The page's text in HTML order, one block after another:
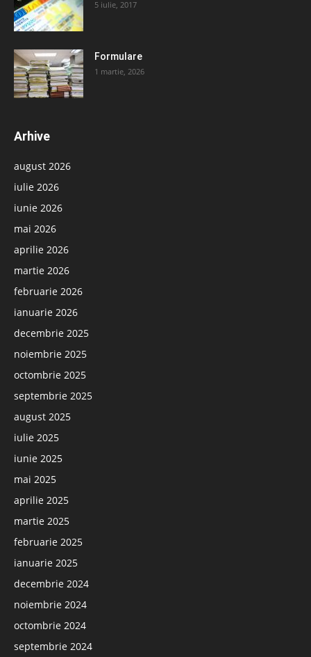
5 iulie, 2017
Formulare
1 martie, 2026
Arhive
august 2026
iulie 2026
iunie 2026
mai 2026
aprilie 2026
martie 2026
februarie 2026
ianuarie 2026
decembrie 2025
noiembrie 2025
octombrie 2025
septembrie 2025
august 2025
iulie 2025
iunie 2025
mai 2025
aprilie 2025
martie 2025
februarie 2025
ianuarie 2025
decembrie 2024
noiembrie 2024
octombrie 2024
septembrie 2024